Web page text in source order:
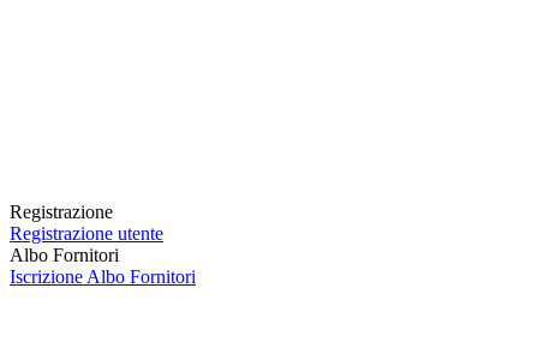
Registrazione
Registrazione utente
Albo Fornitori
Iscrizione Albo Fornitori